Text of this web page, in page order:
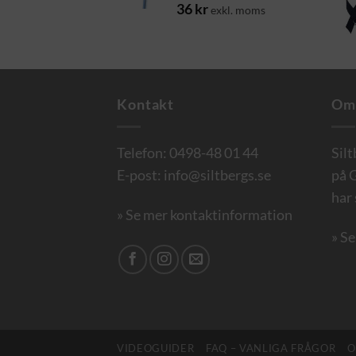
36krexkl. moms
Kontakt
Telefon: 0498-48 01 44
E-post: info@siltbergs.se
» Se mer kontaktinformation
på
har
»
VIDEOGUIDER FAQ – VANLIGA FRÅGOR